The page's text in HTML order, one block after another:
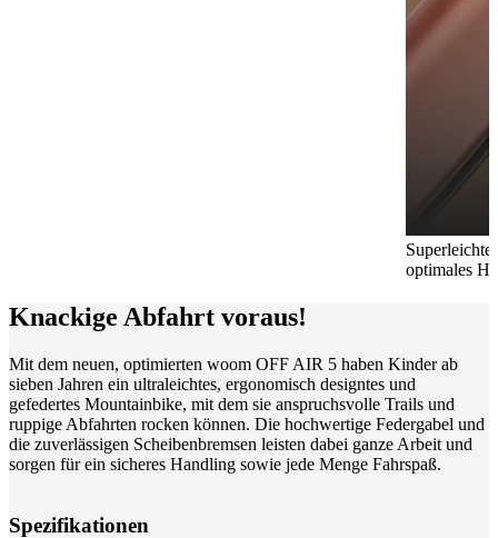
optimales
Knackige Abfahrt voraus!
Mit dem neuen, optimierten woom OFF AIR 5 haben Kinder ab
sieben Jahren ein ultraleichtes, ergonomisch designtes und
gefedertes Mountainbike, mit dem sie anspruchsvolle Trails und
ruppige Abfahrten rocken können. Die hochwertige Federgabel und
die zuverlässigen Scheibenbremsen leisten dabei ganze Arbeit und
sorgen für ein sicheres Handling sowie jede Menge Fahrspaß.
Spezifikationen